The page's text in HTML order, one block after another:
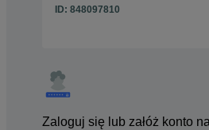
ID: 848097810
Zaloguj się lub załóż konto